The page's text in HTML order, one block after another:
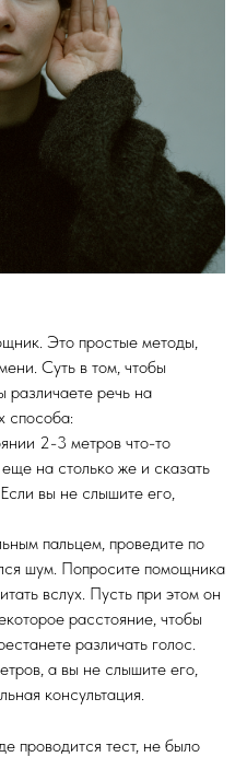
Это простые методы,
Суть в том, чтобы
различаете речь на
способа:
2-3 метров что-то
на столько же и сказать
вы не слышите его,
пальцем, проведите по
шум. Попросите помощника
вслух. Пусть при этом он
расстояние, чтобы
различать голос.
а вы не слышите его,
консультация.
проводится тест, не было